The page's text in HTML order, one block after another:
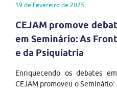
19 de Fevereiro de 2025
CEJAM promove
em Seminário: As
e da Psiquiatria
Enriquecendo os debates
CEJAM promoveu o